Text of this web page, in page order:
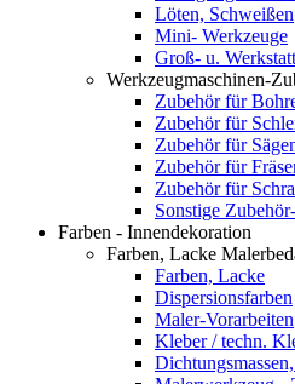
Löten, Schweißen
Mini- Werkzeuge
Groß- u.
Werkzeugmaschinen-
Zubehör für
Zubehör für
Zubehör für
Zubehör für
Zubehör für
Sonstige
Farben - Innendekoration
Farben, Lacke
Farben, Lacke
Dispersionsfarben
Maler-Vorarbeiten
Kleber / techn.